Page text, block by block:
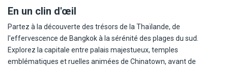
En un clin d'œil
Partez à la découverte des trésors de la Thaïlande, de
l'effervescence de Bangkok à la sérénité des plages du sud.
Explorez la capitale entre palais majestueux, temples
emblématiques et ruelles animées de Chinatown, avant de